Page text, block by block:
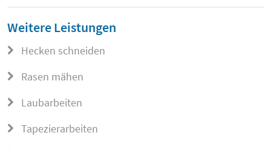
Weitere Leistungen
Hecken schneiden
Rasen mähen
Laubarbeiten
Tapezierarbeiten